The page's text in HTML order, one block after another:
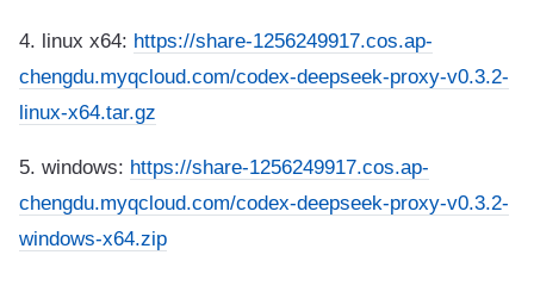
4. linux x64: https://share-1256249917.cos.ap-
chengdu.myqcloud.com/codex-deepseek-proxy-v0.3.2-
linux-x64.tar.gz
5. windows: https://share-1256249917.cos.ap-
chengdu.myqcloud.com/codex-deepseek-proxy-v0.3.2-
windows-x64.zip